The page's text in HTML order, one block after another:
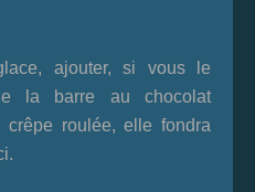
ajouter, si vous le
la barre au chocolat
crêpe roulée, elle fondra